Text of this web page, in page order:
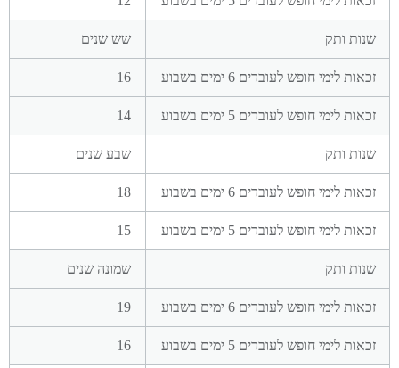
שש שנים
16
14
שבע שנים
18
15
שמונה שנים
19
16